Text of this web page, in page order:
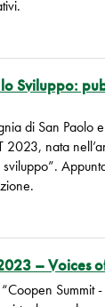
Sviluppo:
di San Paolo
2023, nata
– Voices